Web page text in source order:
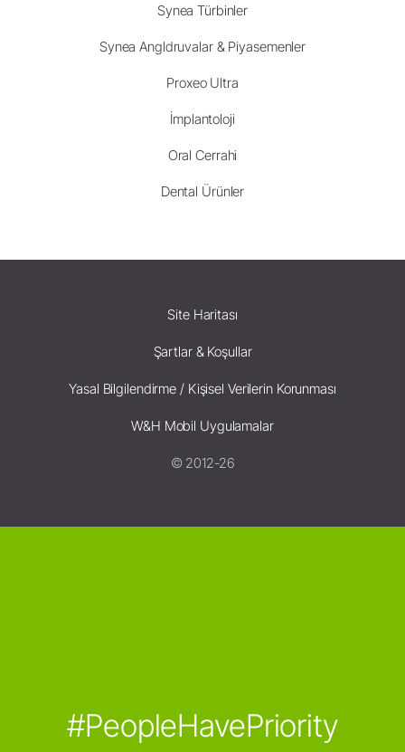
Synea Türbinler
Synea Angldruvalar & Piyasemenler
Proxeo Ultra
İmplantoloji
Oral Cerrahi
Dental Ürünler
Site Haritası
Şartlar & Koşullar
Yasal Bilgilendirme / Kişisel Verilerin Korunması
W&H Mobil Uygulamalar
© 2012-26
#PeopleHavePriority